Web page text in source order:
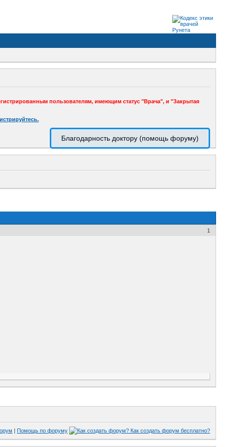
пользователям, имеющим статус "Врача", и "Закрытая
Благодарность доктору (помощь форуму)
1
| Помощь по форуму